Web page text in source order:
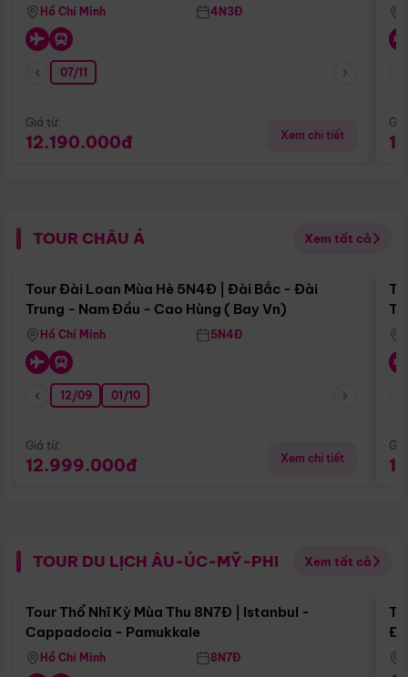
Hồ Chí Minh 4N3Đ
07/11
Giá từ:
12.190.000đ Xem chi tiết
TOUR CHÂU Á Xem tất cả
Điểm nổi bật
Tour Đài Loan Mùa Hè 5N4Đ | Đài Bắc - Đài
Trung - Nam Đầu - Cao Hùng ( Bay Vn)
Hồ Chí Minh 5N4Đ
12/09 01/10
Giá từ:
12.999.000đ Xem chi tiết
TOUR DU LỊCH ÂU-ÚC-MỸ-PHI Xem tất cả
Điểm nổi bật
Tour Thổ Nhĩ Kỳ Mùa Thu 8N7Đ | Istanbul -
Cappadocia - Pamukkale
Hồ Chí Minh 8N7Đ